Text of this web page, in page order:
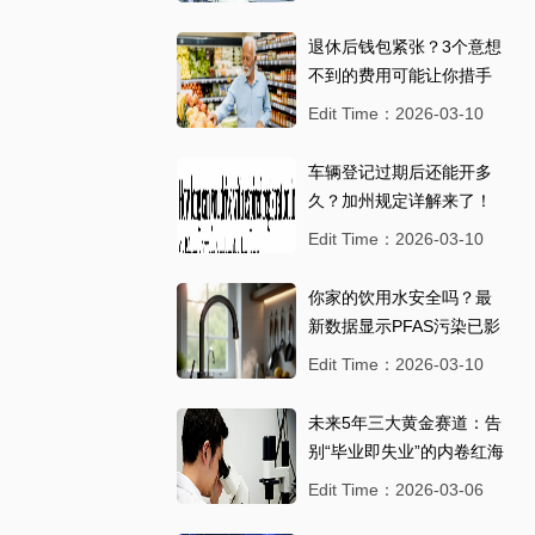
退休后钱包紧张？3个意想
不到的费用可能让你措手
不及
Edit Time：2026-03-10
车辆登记过期后还能开多
久？加州规定详解来了！
华人车主别踩坑
Edit Time：2026-03-10
你家的饮用水安全吗？最
新数据显示PFAS污染已影
响1.5亿美国人
Edit Time：2026-03-10
未来5年三大黄金赛道：告
别“毕业即失业”的内卷红海
Edit Time：2026-03-06